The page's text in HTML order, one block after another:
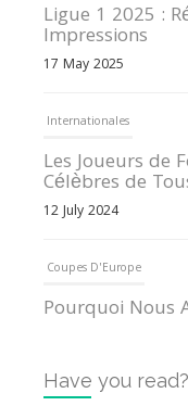
Ligue 1 2025 :
Impressions
17 May 2025
Internationales
Les Joueurs de
Célèbres de
12 July 2024
Coupes D'Europe
Pourquoi Nous
Internationales
Have you read?